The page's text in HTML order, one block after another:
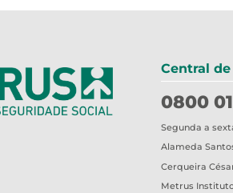
Central
0800
Segunda a
Alameda
Cerqueira
Metrus